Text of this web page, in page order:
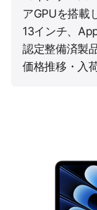
アGPUを搭載
13インチ、
認定整備済製
価格推移・入